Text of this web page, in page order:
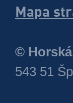
Mapa
©
543 51